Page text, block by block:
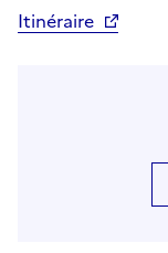
Itinéraire